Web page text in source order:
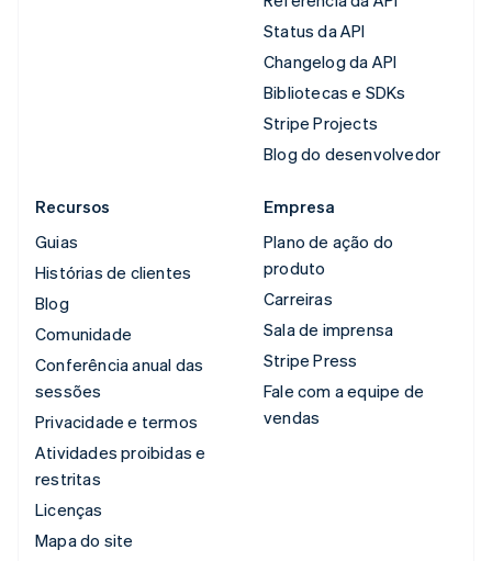
Status da API
Changelog da API
Bibliotecas e SDKs
Stripe Projects
Blog do desenvolvedor
Recursos
Guias
Histórias de clientes
Blog
Comunidade
Conferência anual das
sessões
Privacidade e termos
Atividades proibidas e
restritas
Licenças
Mapa do site
Empresa
Plano de ação do
produto
Carreiras
Sala de imprensa
Stripe Press
Fale com a equipe de
vendas